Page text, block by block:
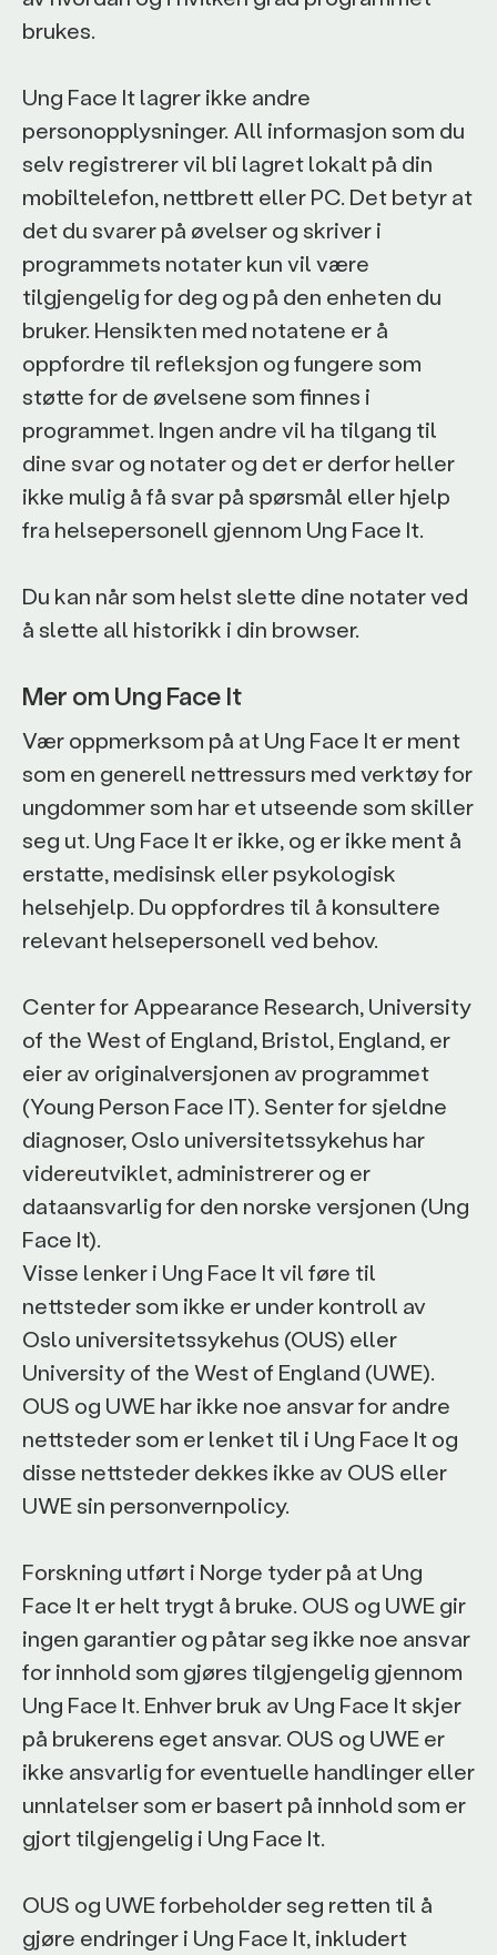
brukes.
Ung Face It lagrer ikke andre
personopplysninger. All informasjon som du
selv registrerer vil bli lagret lokalt på din
mobiltelefon, nettbrett eller PC. Det betyr at
det du svarer på øvelser og skriver i
programmets notater kun vil være
tilgjengelig for deg og på den enheten du
bruker. Hensikten med notatene er å
oppfordre til refleksjon og fungere som
støtte for de øvelsene som finnes i
programmet. Ingen andre vil ha tilgang til
dine svar og notater og det er derfor heller
ikke mulig å få svar på spørsmål eller hjelp
fra helsepersonell gjennom Ung Face It.
Du kan når som helst slette dine notater ved
å slette all historikk i din browser.
Mer om Ung Face It
Vær oppmerksom på at Ung Face It er ment
som en generell nettressurs med verktøy for
ungdommer som har et utseende som skiller
seg ut. Ung Face It er ikke, og er ikke ment å
erstatte, medisinsk eller psykologisk
helsehjelp. Du oppfordres til å konsultere
relevant helsepersonell ved behov.
Center for Appearance Research, University
of the West of England, Bristol, England, er
eier av originalversjonen av programmet
(Young Person Face IT). Senter for sjeldne
diagnoser, Oslo universitetssykehus har
videreutviklet, administrerer og er
dataansvarlig for den norske versjonen (Ung
Face It).
Visse lenker i Ung Face It vil føre til
nettsteder som ikke er under kontroll av
Oslo universitetssykehus (OUS) eller
University of the West of England (UWE).
OUS og UWE har ikke noe ansvar for andre
nettsteder som er lenket til i Ung Face It og
disse nettsteder dekkes ikke av OUS eller
UWE sin personvernpolicy.
Forskning utført i Norge tyder på at Ung
Face It er helt trygt å bruke. OUS og UWE gir
ingen garantier og påtar seg ikke noe ansvar
for innhold som gjøres tilgjengelig gjennom
Ung Face It. Enhver bruk av Ung Face It skjer
på brukerens eget ansvar. OUS og UWE er
ikke ansvarlig for eventuelle handlinger eller
unnlatelser som er basert på innhold som er
gjort tilgjengelig i Ung Face It.
OUS og UWE forbeholder seg retten til å
gjøre endringer i Ung Face It, inkludert